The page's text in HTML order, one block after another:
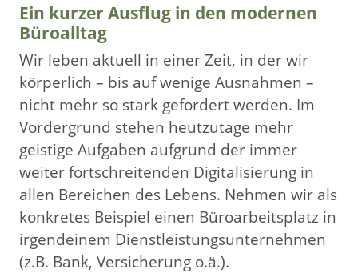
Ein kurzer Ausflug in den modernen
Büroalltag
Wir leben aktuell in einer Zeit, in der wir
körperlich – bis auf wenige Ausnahmen –
nicht mehr so stark gefordert werden. Im
Vordergrund stehen heutzutage mehr
geistige Aufgaben aufgrund der immer
weiter fortschreitenden Digitalisierung in
allen Bereichen des Lebens. Nehmen wir als
konkretes Beispiel einen Büroarbeitsplatz in
irgendeinem Dienstleistungsunternehmen
(z.B. Bank, Versicherung o.ä.).